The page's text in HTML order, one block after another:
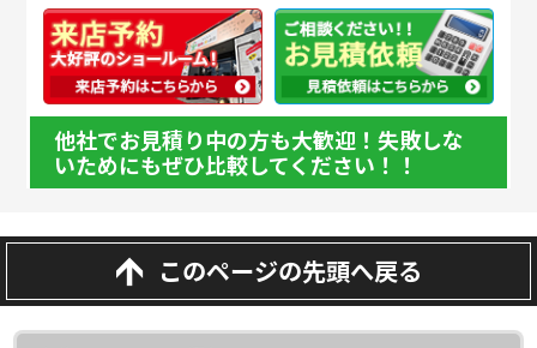
他社でお見積り中の方も大歓迎！失敗しな
いためにもぜひ比較してください！！
このページの先頭へ戻る